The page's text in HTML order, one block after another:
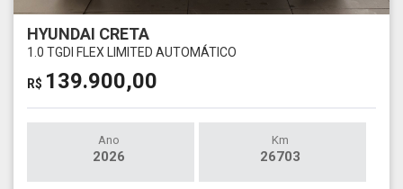
HYUNDAI CRETA
1.0 TGDI FLEX LIMITED AUTOMÁTICO
R$ 139.900,00
Ano
2026
Km
26703